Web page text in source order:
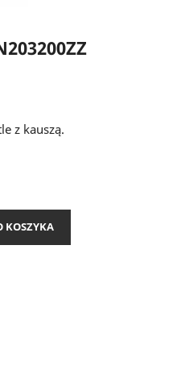
z kauszą.
KOSZYKA